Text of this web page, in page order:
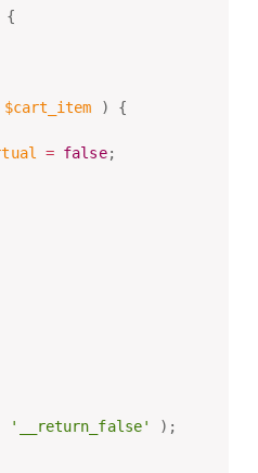
{
$cart_item )
{
= false;
'__return_false' ) ;